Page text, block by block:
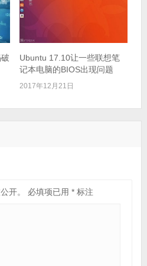
Ubuntu 17.10让一些联想笔
记本电脑的BIOS出现问题
2017年12月21日
开。 必填项已用 *标注